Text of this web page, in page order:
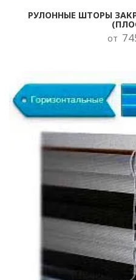
РУЛОННЫЕ ШТОРЫ
от